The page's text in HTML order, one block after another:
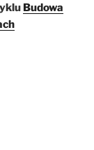
Budowa